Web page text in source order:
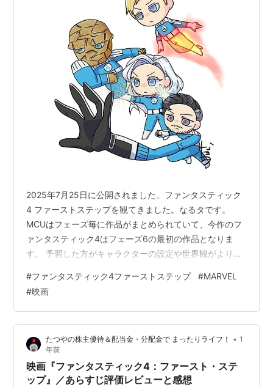
2025年7月25日に公開されました、ファンタスティック
4 ファーストステップを観てきました。なるタです。
MCUはフェーズ毎に作品がまとめられていて、今作のフ
ァンタスティック4はフェーズ6の最初の作品となりま
す。 予習した方がキャラクターの設定や世界観がより理
めちゃいます。 あらすじ 宇宙でのミッション中に事故
で、特殊能力を得てしまった4人の宇宙飛行士身体がゴム
のように伸縮自在になるリード自身の身体を透明化さ
せ、目に見えないエネルギーを操る事ができるスー炎を
操り、空をも飛べるジョニー岩のような強固な肉体と怪
力を持つベン 突如シルバーサーファー…
#ファンタスティック4ファーストステップ #MARVEL
#映画
たつやの株主優待＆配当金・分配金で まったりライフ！ • 1
年前
映画『ファンタスティック4：ファースト・ステ
ップ』／あらすじ評価レビューと感想